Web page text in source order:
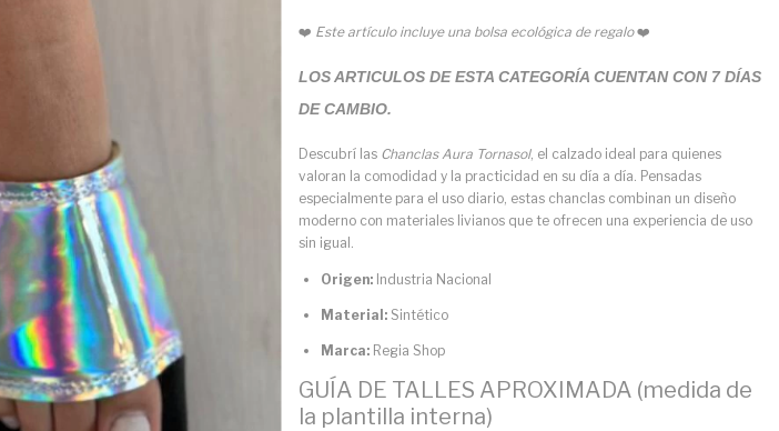
❤️ Este artículo incluye una bolsa ecológica de regalo❤️
LOS ARTICULOS DE ESTA CATEGORÍA CUENTAN CON 7 DÍAS
DE CAMBIO.
Descubrí las Chanclas Aura Tornasol, el calzado ideal para quienes
valoran la comodidad y la practicidad en su día a día. Pensadas
especialmente para el uso diario, estas chanclas combinan un diseño
moderno con materiales livianos que te ofrecen una experiencia de uso
sin igual.
Origen: Industria Nacional
Material: Sintético
Marca: Regia Shop
GUÍA DE TALLES APROXIMADA (medida de
la plantilla interna)